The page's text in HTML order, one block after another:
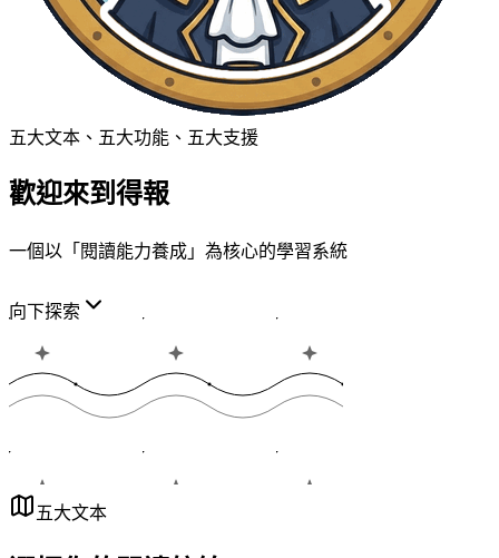
五大文本、五大功能、五大支援
歡迎來到得報
一個以「閱讀能力養成」為核心的學習系統
向下探索
五大文本